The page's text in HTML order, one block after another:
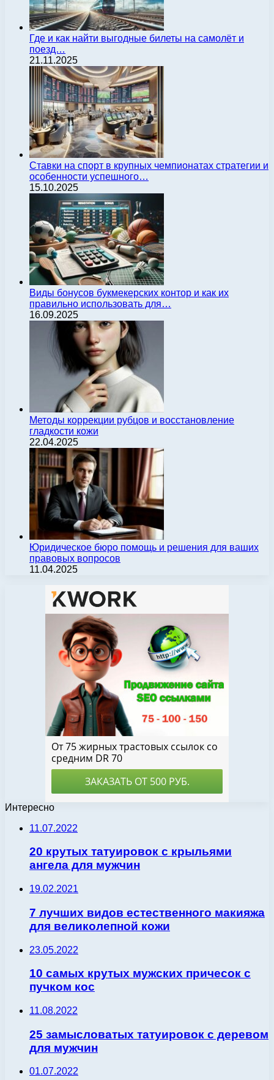
Где и как найти выгодные билеты на самолёт и
поезд…
21.11.2025
Ставки на спорт в крупных чемпионатах стратегии и
особенности успешного…
15.10.2025
Виды бонусов букмекерских контор и как их
правильно использовать для…
16.09.2025
Методы коррекции рубцов и восстановление
гладкости кожи
22.04.2025
Юридическое бюро помощь и решения для ваших
правовых вопросов
11.04.2025
Интересно
11.07.2022
20 крутых татуировок с крыльями
ангела для мужчин
19.02.2021
7 лучших видов естественного макияжа
для великолепной кожи
23.05.2022
10 самых крутых мужских причесок с
пучком кос
11.08.2022
25 замысловатых татуировок с деревом
для мужчин
01.07.2022